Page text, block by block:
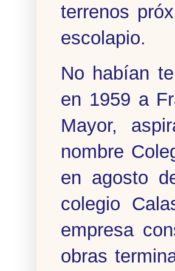
terrenos
escolapio.
No habían
en 1959 a
Mayor,
nombre
en agosto
colegio
empresa
obras